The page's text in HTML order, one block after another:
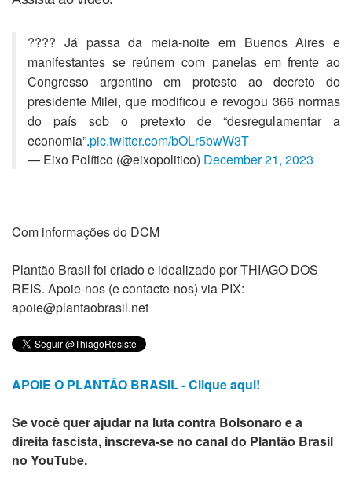
???? Já passa da meia-noite em Buenos Aires e
manifestantes se reúnem com panelas em frente ao
Congresso argentino em protesto ao decreto do
presidente Milei, que modificou e revogou 366 normas
do país sob o pretexto de “desregulamentar a
economia”.pic.twitter.com/bOLr5bwW3T
— Eixo Político (@eixopolitico) December 21, 2023
Com informações do DCM
Plantão Brasil foi criado e idealizado por THIAGO DOS
REIS. Apoie-nos (e contacte-nos) via PIX:
apoie@plantaobrasil.net
APOIE O PLANTÃO BRASIL - Clique aqui!
Se você quer ajudar na luta contra Bolsonaro e a
direita fascista, inscreva-se no canal do Plantão Brasil
no YouTube.